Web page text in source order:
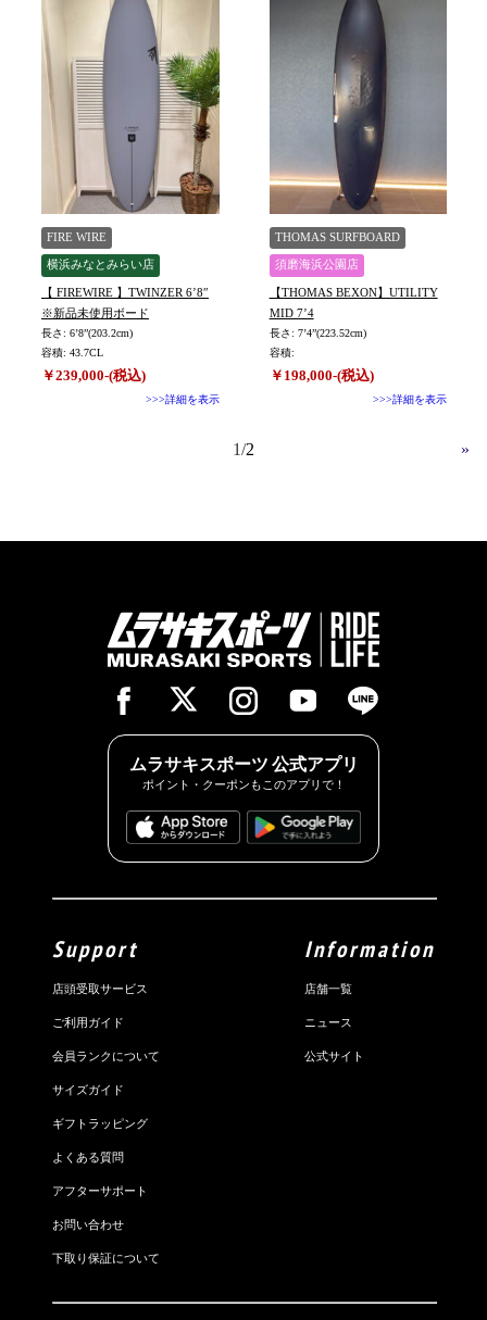
FIRE WIRE
横浜みなとみらい店
【 FIREWIRE 】TWINZER 6’8″
※新品未使用ボード
長さ: 6’8”(203.2cm)
容積: 43.7CL
￥239,000-(税込)
>>>詳細を表示
THOMAS SURFBOARD
須磨海浜公園店
【THOMAS BEXON】UTILITY
MID 7’4
長さ: 7’4”(223.52cm)
容積:
￥198,000-(税込)
>>>詳細を表示
1 »
2
ムラサキスポーツ 公式アプリ
ポイント・クーポンもこのアプリで！
Support
店頭受取サービス
ご利用ガイド
会員ランクについて
サイズガイド
ギフトラッピング
よくある質問
アフターサポート
お問い合わせ
下取り保証について
Information
店舗一覧
ニュース
公式サイト